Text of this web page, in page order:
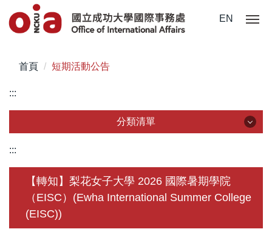
到
區
EN
首頁 短期活動公告
:::
分類清單
關於我們
未來學生
學生赴外
:::
【轉知】梨花女子大學 2026 國際暑期學院
（EISC）(Ewha International Summer College
(EISC))